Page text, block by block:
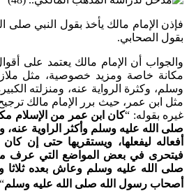
الإمام مالك يأخذ بقول النبي صلى الله
الصحابي.
أن الإمام مالك يعتمد على أقوال
خاصة ومزيد خصوصية، مثل ملازمته
وكثرة الرواية عنه، ومنزلته الكبيرة
عمر، حيث برر الإمام مالك ترجيح
بقوله: “كان ابن عمر من الإسلام
عليه وسلم وأكثر الراوية عنه،
ليفعلها، ويستقريها حتى إن كان
في بعض المواضع التي عرف مواطئ
عليه وسلم وعاش بعده ثلاثا
رسول الله صلى الله عليه وسلم “
[3]
.